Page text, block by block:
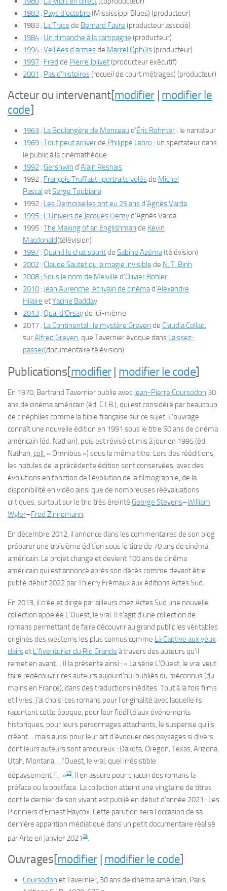
1983 : Pays d’octobre (Mississippi Blues) (producteur)
1983 : La Trace de Bernard Favre (producteur associé)
1984 : Un dimanche à la campagne (producteur)
1994 : Veillées d’armesde Marcel Ophüls(producteur)
1997 : Fred de Pierre Jolivet(producteur exécutif)
2001 : Pas d’histoires(recueil de court métrages) (producteur)
Acteur ou intervenant[modifier | modifier le
code]
1963 : La Boulangère de Monceau d’Éric Rohmer : le narrateur
1969 : Tout peut arriverde Philippe Labro : un spectateur dans
le public à la cinémathèque
1992 : Gershwin d’Alain Resnais
1992 : François Truffaut : portraits volésde Michel
Pascal etSerge Toubiana
1992 : Les Demoiselles ont eu 25 ansd’Agnès Varda
1995 : L’Univers de Jacques Demyd’Agnès Varda
1995 : The Making of an Englishman de Kevin
Macdonald(télévision)
1997 : Quand le chat souritde Sabine Azéma(télévision)
2002 : Claude Sautet ou la magie invisible de N. T. Binh
2008 : Sous le nom de Melville d’Olivier Bohler
2010 : Jean Aurenche, écrivain de cinémad’Alexandre
Hilaire etYacine Badday
2013 : Quai d’Orsayde lui-même
2017 : La Continental : le mystère Greven de Claudia Collao,
surAlfred Greven, que Tavernier évoque dans Laissez-
passer(documentaire télévision)
Publications[modifier| modifier le code]
En 1970, Bertrand Tavernier publie avec Jean-Pierre Coursodon 30
ans de cinéma américain (éd. C.I.B.), qui est considéré par beaucoup
de cinéphiles comme la bible française sur ce sujet. L’ouvrage
connaît une nouvelle édition en 1991 sous le titre 50 ans de cinéma
américain (éd. Nathan), puis est révisé et mis à jour en 1995 (éd.
Nathan, coll. « Omnibus ») sous le même titre. Lors des rééditions,
les notules de la précédente édition sont conservées, avec des
évolutions en fonction de l’évolution de la filmographie, de la
disponibilité en vidéo ainsi que de nombreuses réévaluations
critiques, surtout sur le trio très éreinté George Stevens–William
Wyler–Fred Zinnemann.
En décembre 2012, il annonce dans les commentaires de son blog
préparer une troisième édition sous le titre de 70 ans de cinéma
américain. Le projet change et devient 100 ans de cinéma
américain qui est annoncé après son décès comme devant être
publié début 2022 par Thierry Frémaux aux éditions Actes Sud.
En 2013, il crée et dirige par ailleurs chez Actes Sud une nouvelle
collection appelée L’Ouest, le vrai. Il s’agit d’une collection de
romans permettant de faire découvrir au grand public les véritables
origines des westerns les plus connus comme La Captive aux yeux
clairset L’Aventurier du Rio Grande à travers des auteurs qu’il
remet en avant… Il la présente ainsi : « La série L’Ouest, le vrai veut
faire redécouvrir ces auteurs aujourd’hui oubliés ou méconnus (du
moins en France), dans des traductions inédites. Tout à la fois films
et livres, j’ai choisi ces romans pour l’originalité avec laquelle ils
racontent cette époque, pour leur fidélité aux événements
historiques, pour leurs personnages attachants, le suspense qu’ils
créent… mais aussi pour leur art d’évoquer des paysages si divers
dont leurs auteurs sont amoureux : Dakota, Oregon, Texas, Arizona,
Utah, Montana… l’Ouest, le vrai, quel irrésistible
dépaysement !… »28. Il en assure pour chacun des romans la
préface ou la postface. La collection atteint une vingtaine de titres
dont le dernier de son vivant est publié en début d’année 2021 : Les
Pionniersd’Ernest Haycox. Cette parution sera l’occasion de sa
dernière apparition médiatique dans un petit documentaire réalisé
par Arte en janvier 202129.
Ouvrages[modifier| modifier le code]
Coursodon et Tavernier, 30 ans de cinéma américain, Paris,